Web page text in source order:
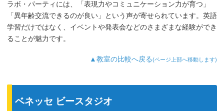
ラボ・パーティには、「表現力やコミュニケーション力が育つ」
「異年齢交流できるのが良い」という声が寄せられています。英語
学習だけではなく、イベントや発表会などのさまざまな経験ができ
ることが魅力です。
▲教室の比較へ戻る(ページ上部へ移動します)
ベネッセ ビースタジオ